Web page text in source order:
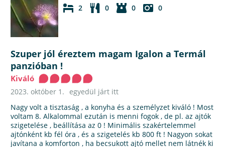
2
0 0 0
Szuper jól éreztem magam Igalon a Termál
panzióban !
Kiváló
2023. október 1.
egyedül járt itt
Nagy volt a tisztaság , a konyha és a személyzet kiváló ! Most
voltam 8. Alkalommal ezután is menni fogok , de pl. az ajtók
szigetelése , beállítása az 0 ! Minimális szakértelemmel
ajtónként kb fél óra , és a szigetelés kb 800 ft ! Nagyon sokat
javítana a komforton , ha becsukott ajtó mellet nem látnék ki